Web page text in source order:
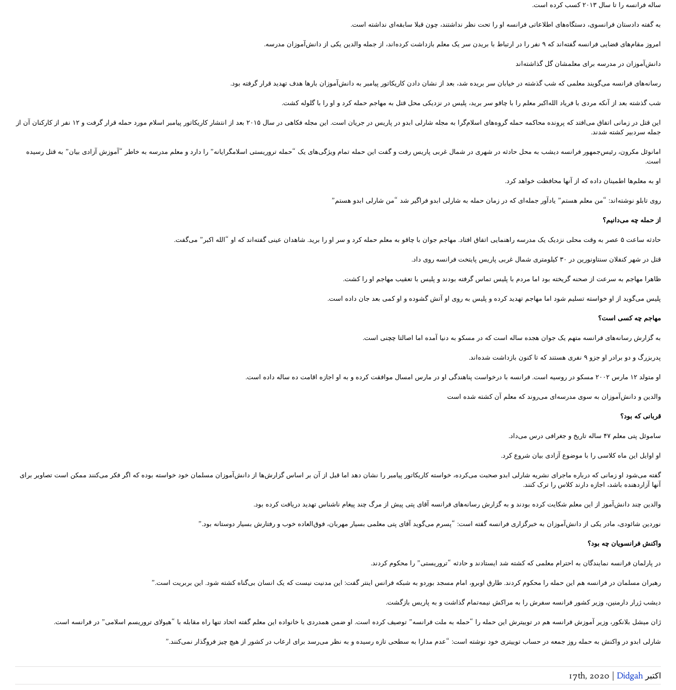
ساله فرانسه را تا سال ۲۰۱۳ کسب کرده است.
به گفته دادستان فرانسوی، دستگاه‌های اطلاعاتی فرانسه او را تحت نظر نداشتند، چون قبلا سابقه‌ای نداشته است.
امروز مقام‌های قضایی فرانسه گفته‌اند که ۹ نفر را در ارتباط با بریدن سر یک معلم بازداشت کرده‌اند، از جمله والدین یکی از دانش‌آموزان مدرسه.
دانش‌آموزان در مدرسه برای معلمشان گل گذاشته‌اند
رسانه‌های فرانسه می‌گویند معلمی که شب گذشته در خیابان سر بریده شد، بعد از نشان دادن کاریکاتور پیامبر به دانش‌آموزان بارها هدف تهدید قرار گرفته بود.
شب گذشته بعد از آنکه مردی با فریاد الله‌اکبر معلم را با چاقو سر برید، پلیس در نزدیکی محل قتل به مهاجم حمله کرد و او را با گلوله کشت.
این قتل در زمانی اتفاق می‌افتد که پرونده محاکمه حمله گروه‌های اسلام‌گرا به مجله شارلی ابدو در پاریس در جریان است. این مجله فکاهی در سال ۲۰۱۵ بعد از انتشار کاریکاتور پیامبر اسلام مورد حمله قرار گرفت و ۱۲ نفر از کارکنان آن از
جمله سردبیر کشته شدند.
امانوئل مکرون، رئیس‌جمهور فرانسه دیشب به محل حادثه در شهری در شمال غربی پاریس رفت و گفت این حمله تمام ویژگی‌های یک “حمله تروریستی اسلامگرایانه” را دارد و معلم مدرسه به خاطر “آموزش آزادی بیان” به قتل رسیده
است.
او به معلم‌ها اطمینان داده که از آنها محافظت خواهد کرد.
روی تابلو نوشته‌اند: “من معلم هستم” یادآور جمله‌ای که در زمان حمله به شارلی ابدو فراگیر شد “من شارلی ابدو هستم”
از حمله چه می‌دانیم؟
حادثه ساعت ۵ عصر به وقت محلی نزدیک یک مدرسه راهنمایی اتفاق افتاد. مهاجم جوان با چاقو به معلم حمله کرد و سر او را برید. شاهدان عینی گفته‌اند که او “الله اکبر” می‌گفت.
قتل در شهر کنفلان سنتاونورین در ۳۰ کیلومتری شمال غربی پاریس پایتخت فرانسه روی داد.
ظاهرا مهاجم به سرعت از صحنه گریخته بود اما مردم با پلیس تماس گرفته بودند و پلیس با تعقیب مهاجم او را کشت.
پلیس می‌گوید از او خواسته تسلیم شود اما مهاجم تهدید کرده و پلیس به روی او آتش گشوده و او کمی بعد جان داده است.
مهاجم چه کسی است؟
به گزارش رسانه‌های فرانسه متهم یک جوان هجده ساله است که در مسکو به دنیا آمده اما اصالتا چچنی است.
پدربزرگ و دو برادر او جزو ۹ نفری هستند که تا کنون بازداشت شده‌اند.
او متولد ۱۲ مارس ۲۰۰۲ مسکو در روسیه است. فرانسه با درخواست پناهندگی او در مارس امسال موافقت کرده و به او اجازه اقامت ده ساله داده است.
والدین و دانش‌آموزان به سوی مدرسه‌ای می‌روند که معلم آن کشته شده است
قربانی که بود؟
ساموئل پتی معلم ۴۷ ساله تاریخ و جغرافی درس می‌داد.
او اوایل این ماه کلاسی را با موضوع آزادی بیان شروع کرد.
گفته می‌شود او زمانی که درباره ماجرای نشریه شارلی ابدو صحبت می‌کرده، خواسته کاریکاتور پیامبر را نشان دهد اما قبل از آن بر اساس گزارش‌ها از دانش‌آموزان مسلمان خود خواسته بوده که اگر فکر می‌کنند ممکن است تصاویر برای
آنها آزاردهنده باشد، اجازه دارند کلاس را ترک کنند.
والدین چند دانش‌آموز از این معلم شکایت کرده بودند و به گزارش رسانه‌های فرانسه آقای پتی پیش از مرگ چند پیغام ناشناس تهدید دریافت کرده بود.
نوردین شائودی، مادر یکی از دانش‌آموزان به خبرگزاری فرانسه گفته است: “پسرم می‌گوید آقای پتی معلمی بسیار مهربان، فوق‌العاده خوب و رفتارش بسیار دوستانه بود.”
واکنش فرانسویان چه بود؟
در پارلمان فرانسه نمایندگان به احترام معلمی که کشته شد ایستادند و حادثه “تروریستی” را محکوم کردند.
رهبران مسلمان در فرانسه هم این حمله را محکوم کردند. طارق اوبرو، امام مسجد بوردو به شبکه فرانس اینتر گفت: این مدنیت نیست که یک انسان بی‌گناه کشته شود. این بربریت است.”
دیشب ژرار دارمنین، وزیر کشور فرانسه سفرش را به مراکش نیمه‌تمام گذاشت و به پاریس بازگشت.
ژان میشل بلانکور، وزیر آموزش فرانسه هم در توییترش این حمله را “حمله به ملت فرانسه” توصیف کرده است. او ضمن همدردی با خانواده این معلم گفته اتحاد تنها راه مقابله با “هیولای تروریسم اسلامی” در فرانسه است.
شارلی ابدو در واکنش به حمله روز جمعه در حساب توییتری خود نوشته است: “عدم مدارا به سطحی تازه رسیده و به نظر می‌رسد برای ارعاب در کشور از هیچ چیز فروگذار نمی‌کنند.”
اکتبر 17th, 2020 Didgah